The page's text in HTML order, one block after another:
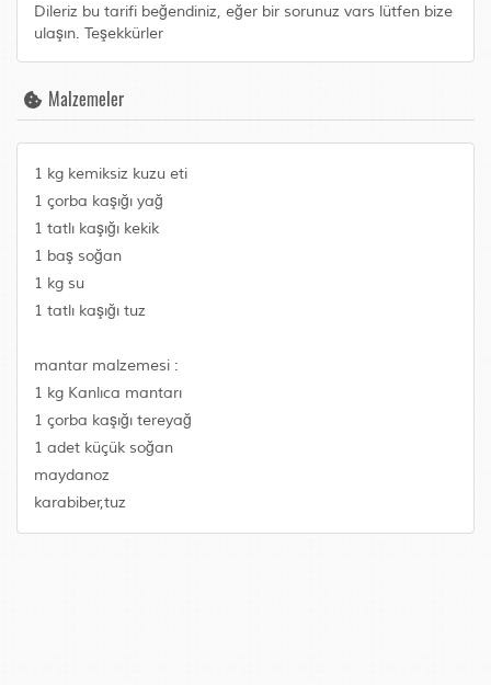
Dileriz bu tarifi beğendiniz, eğer bir sorunuz vars lütfen bize
ulaşın. Teşekkürler
Malzemeler
1 kg kemiksiz kuzu eti
1 çorba kaşığı yağ
1 tatlı kaşığı kekik
1 baş soğan
1 kg su
1 tatlı kaşığı tuz
mantar malzemesi :
1 kg Kanlıca mantarı
1 çorba kaşığı tereyağ
1 adet küçük soğan
maydanoz
karabiber,tuz